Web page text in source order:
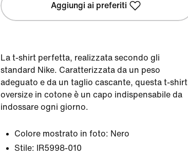
Aggiungi ai preferiti
La t-shirt perfetta, realizzata secondo gli
standard Nike. Caratterizzata da un peso
adeguato e da un taglio cascante, questa t-shirt
oversize in cotone è un capo indispensabile da
indossare ogni giorno.
Colore mostrato in foto: Nero
Stile:
IR5998-010